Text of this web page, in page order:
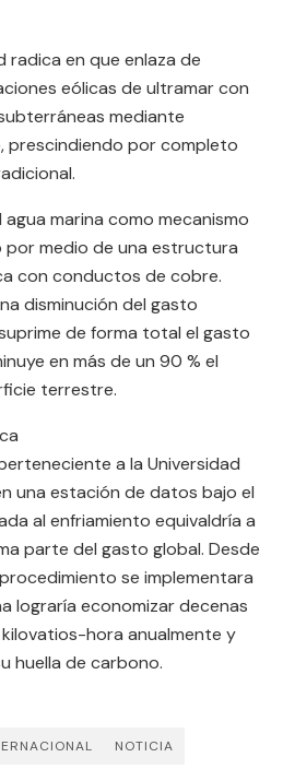
radica en que enlaza de
eólicas de ultramar con
mediante
por completo
marina como mecanismo
medio de una estructura
con conductos de cobre.
disminución del gasto
de forma total el gasto
en más de un 90 % el
terrestre.
a la Universidad
una estación de datos bajo el
al enfriamiento equivaldría a
parte del gasto global. Desde
se implementara
lograría economizar decenas
hora anualmente y
huella de carbono.
NOTICIA